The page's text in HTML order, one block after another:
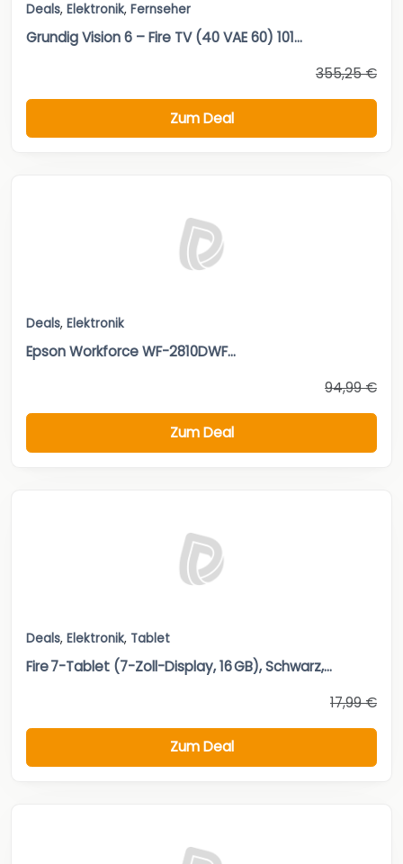
Deals, Elektronik, Fernseher
Grundig Vision 6 – Fire TV (40 VAE 60) 101...
355,25 €
Zum Deal
Deals, Elektronik
Epson Workforce WF-2810DWF...
94,99 €
Zum Deal
Deals, Elektronik, Tablet
Fire 7-Tablet (7-Zoll-Display, 16 GB), Schwarz,...
17,99 €
Zum Deal